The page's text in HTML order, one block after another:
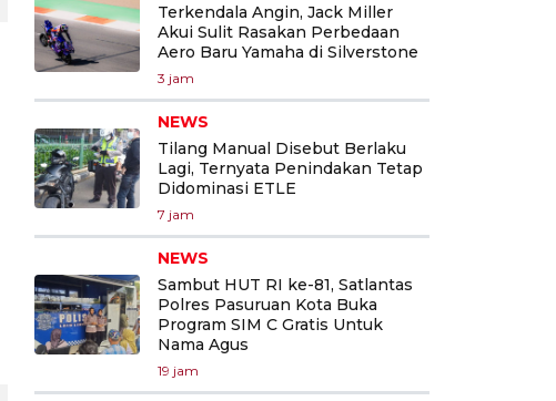
Terkendala Angin, Jack Miller
Akui Sulit Rasakan Perbedaan
Aero Baru Yamaha di Silverstone
3 jam
NEWS
Tilang Manual Disebut Berlaku
Lagi, Ternyata Penindakan Tetap
Didominasi ETLE
7 jam
NEWS
Sambut HUT RI ke-81, Satlantas
Polres Pasuruan Kota Buka
Program SIM C Gratis Untuk
Nama Agus
19 jam